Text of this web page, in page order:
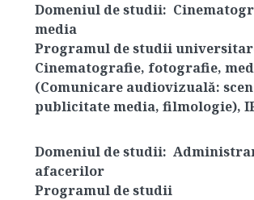
Domeniul de studii:
media
Programul de studii
Cinematografie, fotografie,
(Comunicare audiovizuală:
publicitate media, filmologie),
Domeniul de studii:
afacerilor
Programul de studii